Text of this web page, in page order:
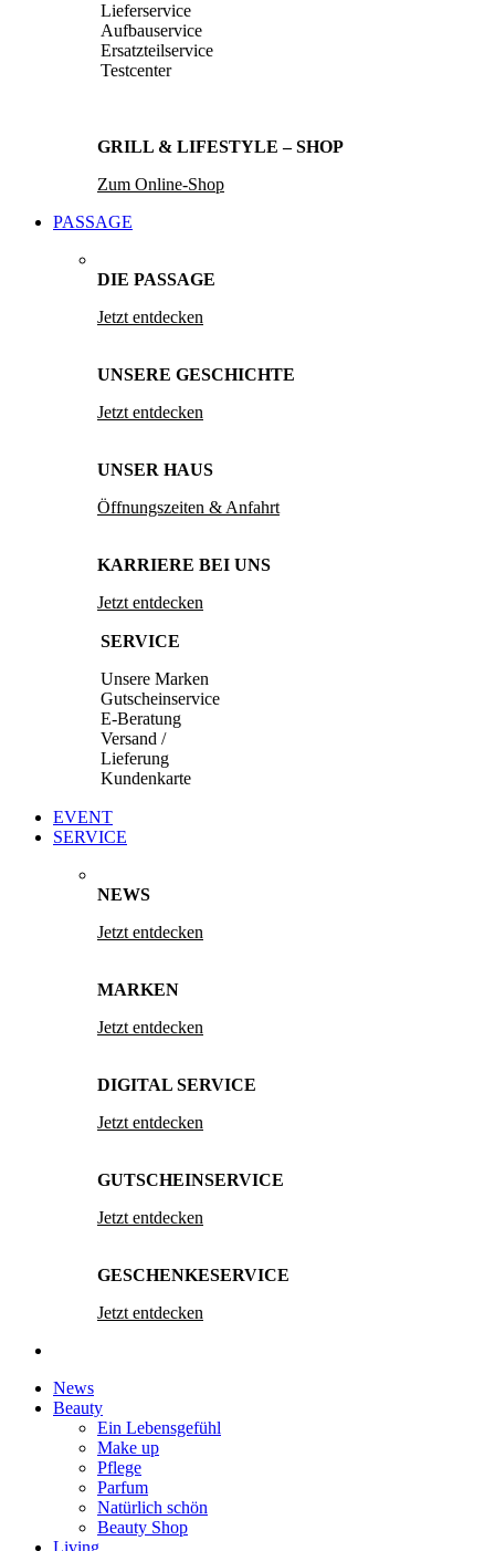
Lieferservice
Aufbauservice
Ersatzteilservice
Testcenter
GRILL & LIFESTYLE – SHOP
Zum Online-Shop
PASSAGE
DIE PASSAGE
Jetzt entdecken
UNSERE GESCHICHTE
Jetzt entdecken
UNSER HAUS
Öffnungszeiten & Anfahrt
KARRIERE BEI UNS
Jetzt entdecken
SERVICE
Unsere Marken
Gutscheinservice
E-Beratung
Versand /
Lieferung
Kundenkarte
EVENT
SERVICE
NEWS
Jetzt entdecken
MARKEN
Jetzt entdecken
DIGITAL SERVICE
Jetzt entdecken
GUTSCHEINSERVICE
Jetzt entdecken
GESCHENKESERVICE
Jetzt entdecken
News
Beauty
Ein Lebensgefühl
Make up
Pflege
Parfum
Natürlich schön
Beauty Shop
Living